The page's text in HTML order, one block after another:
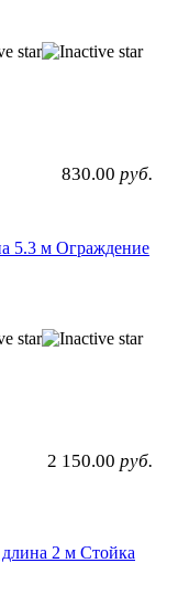
830.00 руб.
Ограждение
2 150.00 руб.
Стойка